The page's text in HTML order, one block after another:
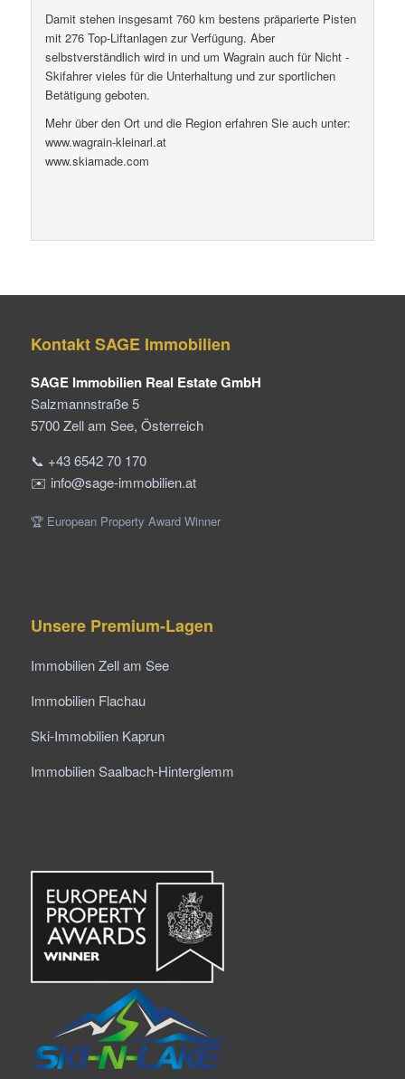
Damit stehen insgesamt 760 km bestens präparierte Pisten
mit 276 Top-Liftanlagen zur Verfügung. Aber
selbstverständlich wird in und um Wagrain auch für Nicht -
Skifahrer vieles für die Unterhaltung und zur sportlichen
Betätigung geboten.
Mehr über den Ort und die Region erfahren Sie auch unter:
www.wagrain-kleinarl.at
www.skiamade.com
Kontakt SAGE Immobilien
SAGE Immobilien Real Estate GmbH
Salzmannstraße 5
5700 Zell am See, Österreich
📞 +43 6542 70 170
✉️ info@sage-immobilien.at
🏆 European Property Award Winner
Unsere Premium-Lagen
Immobilien Zell am See
Immobilien Flachau
Ski-Immobilien Kaprun
Immobilien Saalbach-Hinterglemm